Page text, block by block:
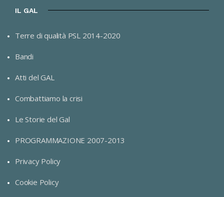
IL GAL
Terre di qualità PSL 2014-2020
Bandi
Atti del GAL
Combattiamo la crisi
Le Storie del Gal
PROGRAMMAZIONE 2007-2013
Privacy Policy
Cookie Policy